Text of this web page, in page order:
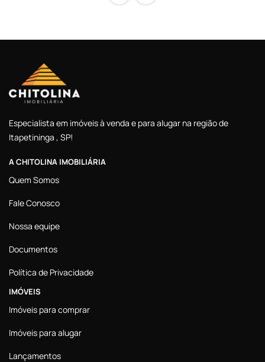
Especialista em imóveis à venda e para alugar na região de
Itapetininga , SP!
A CHITOLINA IMOBILIÁRIA
Quem Somos
Fale Conosco
Nossa equipe
Documentos
Política de Privacidade
IMÓVEIS
Imóveis para comprar
Imóveis para alugar
Lançamentos